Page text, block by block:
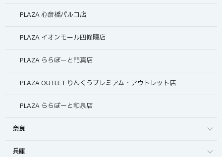
PLAZA 心斎橋パルコ店
PLAZA イオンモール四條畷店
PLAZA ららぽーと門真店
PLAZA OUTLET りんくうプレミアム・アウトレット店
PLAZA ららぽーと和泉店
奈良
兵庫